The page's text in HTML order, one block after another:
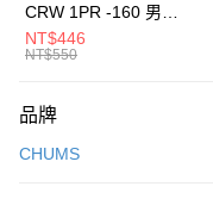
元大商業銀行
台灣樂天信用卡公司
全盈+PAY
AFTEE先享後付
【關於「AFTEE先享後付」】
便利好安心！
運送方式
CRW 1PR -160 男女
中統襪 FZ3393100
NT$446
NT$550
品牌
CHUMS